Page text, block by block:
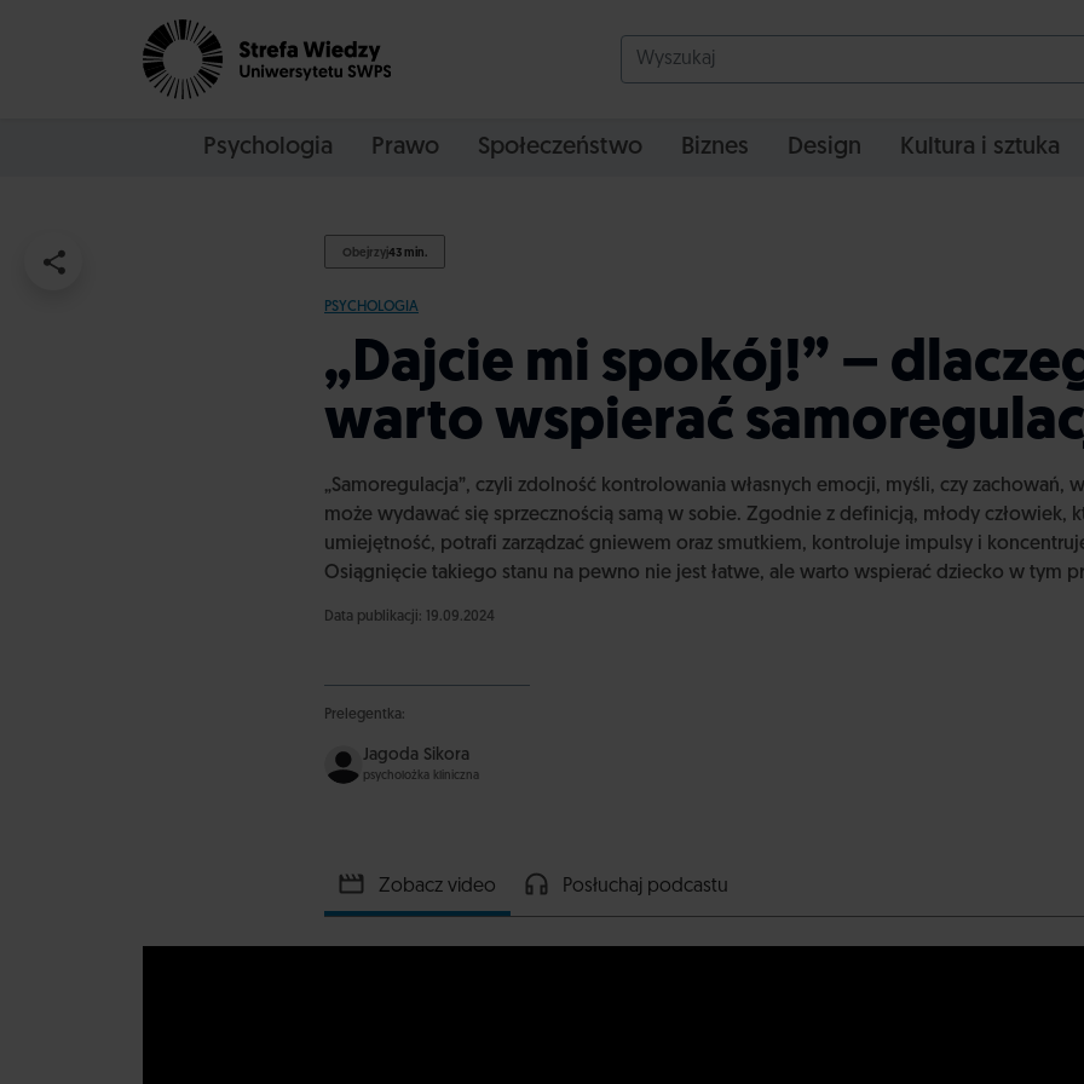
Psychologia Prawo Społeczeństwo Biznes Design Kultura i sztuka
Obejrzyj43 min.
PSYCHOLOGIA
„Dajcie mi spokój!” –
warto wspierać
„Samoregulacja”, czyli zdolność kontrolowania własnych emocji, myśli, czy zachowań,
może wydawać się sprzecznością samą w sobie. Zgodnie z definicją, młody człowiek,
umiejętność, potrafi zarządzać gniewem oraz smutkiem, kontroluje impulsy i
Osiągnięcie takiego stanu na pewno nie jest łatwe, ale warto wspierać dziecko w tym
Data publikacji: 19.09.2024
Prelegentka:
Jagoda Sikora
psycholożka kliniczna
Zobacz video Posłuchaj podcastu